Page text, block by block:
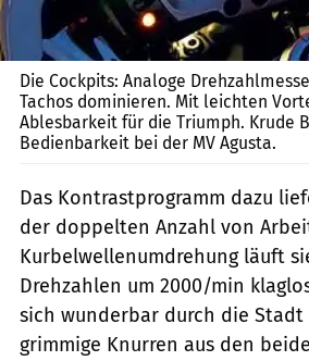
Die Cockpits: Analoge
Tachos dominieren. Mit leichten
Ablesbarkeit für die Triumph. Krude
Bedienbarkeit bei der MV Agusta.
Das Kontrastprogramm dazu
der doppelten Anzahl von
Kurbelwellenumdrehung läuft
Drehzahlen um 2000/min
sich wunderbar durch die
grimmige Knurren aus den